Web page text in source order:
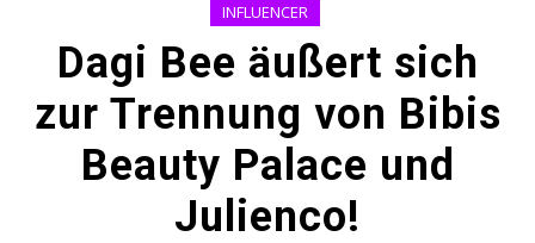
INFLUENCER
Dagi Bee äußert sich
zur Trennung von Bibis
Beauty Palace und
Julienco!